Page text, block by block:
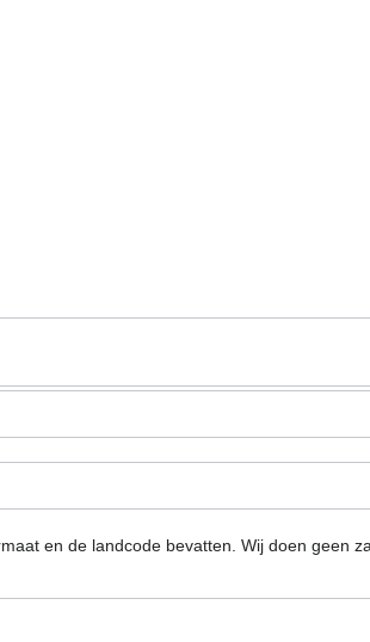
en de landcode bevatten. Wij doen geen